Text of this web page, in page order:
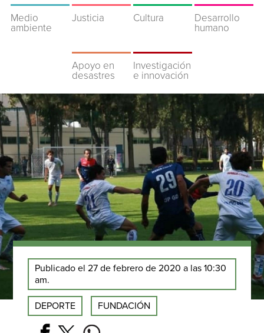
Medio
ambiente
Justicia Cultura
Desarrollo
humano
Apoyo en
desastres
Investigación
e innovación
Publicado el 27 de febrero de 2020 a las 10:30
am.
DEPORTE FUNDACIÓN